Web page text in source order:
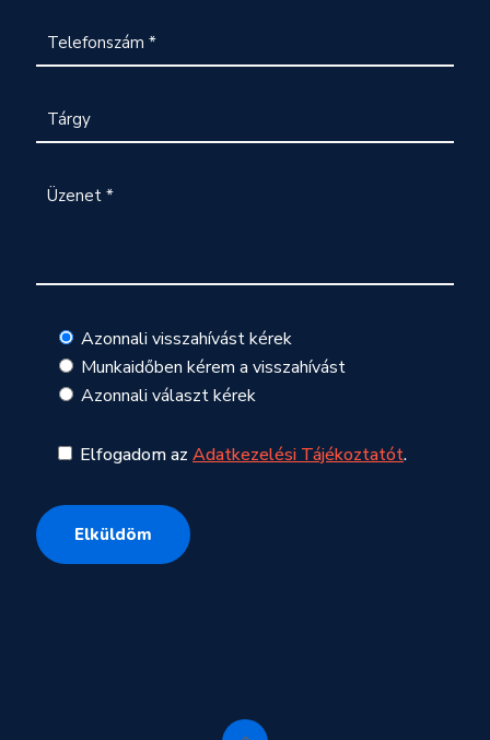
Azonnali visszahívást kérek
Munkaidőben kérem a visszahívást
Azonnali választ kérek
Elfogadom az Adatkezelési Tájékoztatót.